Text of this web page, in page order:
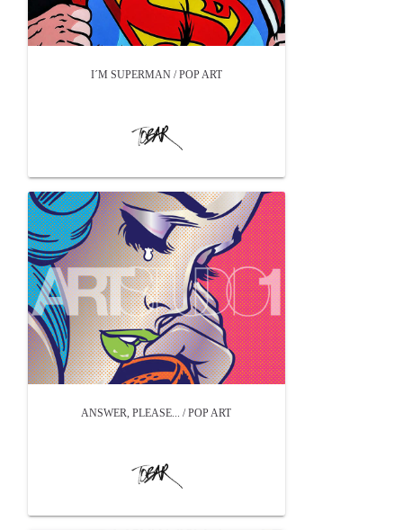
I´M SUPERMAN / POP ART
ANSWER, PLEASE... / POP ART